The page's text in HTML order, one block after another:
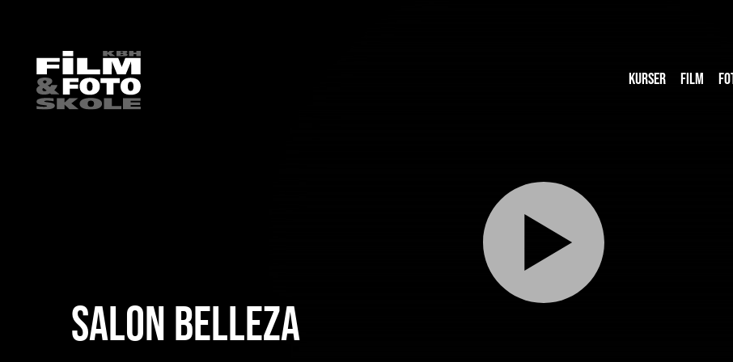
KURSER FILM
SALON BELLEZA